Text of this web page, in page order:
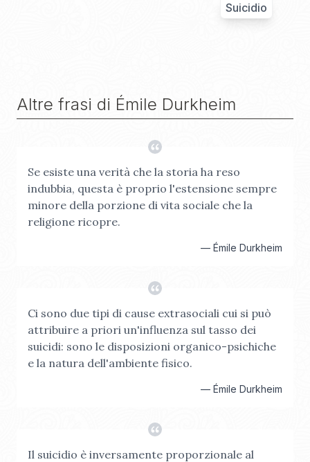
Suicidio
Altre frasi di Émile Durkheim
Se esiste una verità che la storia ha reso
indubbia, questa è proprio l'estensione sempre
minore della porzione di vita sociale che la
religione ricopre.
— Émile Durkheim
Ci sono due tipi di cause extrasociali cui si può
attribuire a priori un'influenza sul tasso dei
suicidi: sono le disposizioni organico-psichiche
e la natura dell'ambiente fisico.
— Émile Durkheim
Il suicidio è inversamente proporzionale al